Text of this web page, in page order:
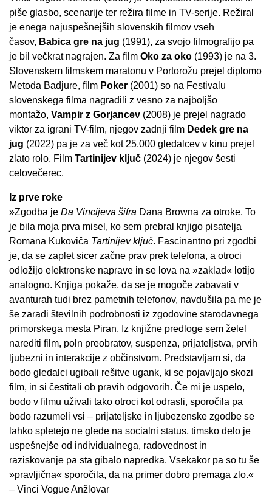
piše glasbo, scenarije ter režira filme in TV-serije. Režiral
je enega najuspešnejših slovenskih filmov vseh
časov, Babica gre na jug (1991), za svojo filmografijo pa
je bil večkrat nagrajen. Za film Oko za oko (1993) je na 3.
Slovenskem filmskem maratonu v Portorožu prejel diplomo
Metoda Badjure, film Poker (2001) so na Festivalu
slovenskega filma nagradili z vesno za najboljšo
montažo, Vampir z Gorjancev (2008) je prejel nagrado
viktor za igrani TV-film, njegov zadnji film Dedek gre na
jug (2022) pa je za več kot 25.000 gledalcev v kinu prejel
zlato rolo. Film Tartinijev ključ (2024) je njegov šesti
celovečerec.
Iz prve roke
»Zgodba je Da Vincijeva šifra Dana Browna za otroke. To
je bila moja prva misel, ko sem prebral knjigo pisatelja
Romana Kukoviča Tartinijev ključ. Fascinantno pri zgodbi
je, da se zaplet sicer začne prav prek telefona, a otroci
odložijo elektronske naprave in se lova na »zaklad« lotijo
analogno. Knjiga pokaže, da se je mogoče zabavati v
avanturah tudi brez pametnih telefonov, navdušila pa me je
še zaradi številnih podrobnosti iz zgodovine starodavnega
primorskega mesta Piran. Iz knjižne predloge sem želel
narediti film, poln preobratov, suspenza, prijateljstva, prvih
ljubezni in interakcije z občinstvom. Predstavljam si, da
bodo gledalci ugibali rešitve ugank, ki se pojavljajo skozi
film, in si čestitali ob pravih odgovorih. Če mi je uspelo,
bodo v filmu uživali tako otroci kot odrasli, sporočila pa
bodo razumeli vsi – prijateljske in ljubezenske zgodbe se
lahko spletejo ne glede na socialni status, timsko delo je
uspešnejše od individualnega, radovednost in
raziskovanje pa sta gibalo napredka. Vsekakor pa so tu še
»pravljična« sporočila, da na primer dobro premaga zlo.«
– Vinci Vogue Anžlovar